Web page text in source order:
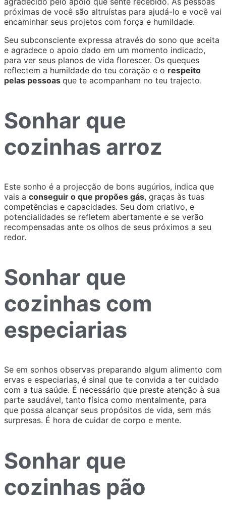
próximas de você são altruístas para ajudá-lo e você vai
encaminhar seus projetos com força e humildade.
Seu subconsciente expressa através do sono que aceita
e agradece o apoio dado em um momento indicado,
para ver seus planos de vida florescer. Os queques
reflectem a humildade do teu coração e o respeito
pelas pessoas que te acompanham no teu trajecto.
Sonhar que
cozinhas arroz
Este sonho é a projecção de bons augúrios, indica que
vais a conseguir o que propões gás, graças às tuas
competências e capacidades. Seu dom criativo, e
potencialidades se refletem abertamente e se verão
recompensadas ante os olhos de seus próximos a seu
redor.
Sonhar que
cozinhas com
especiarias
Se em sonhos observas preparando algum alimento com
ervas e especiarias, é sinal que te convida a ter cuidado
com a tua saúde. É necessário que preste atenção à sua
parte saudável, tanto física como mentalmente, para
que possa alcançar seus propósitos de vida, sem más
surpresas. É hora de cuidar de corpo e mente.
Sonhar que
cozinhas pão